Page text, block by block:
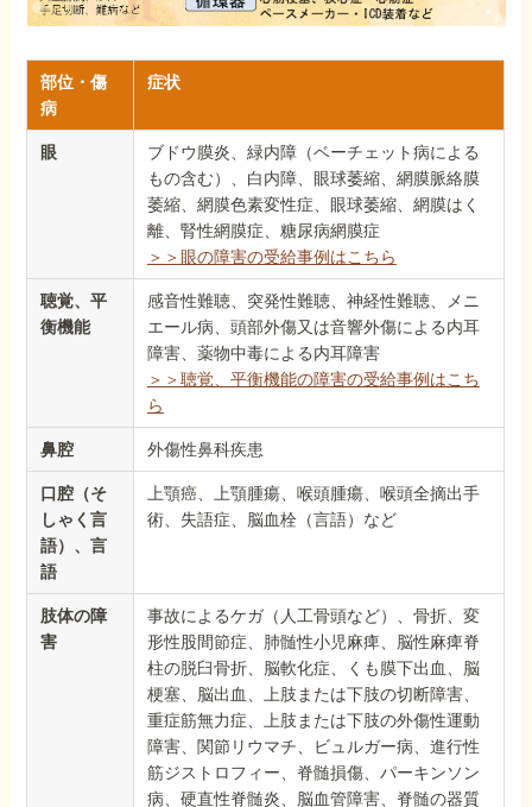
部位・傷
病
症状
眼
ブドウ膜炎、緑内障（ベーチェット病による
もの含む）、白内障、眼球萎縮、網膜脈絡膜
萎縮、網膜色素変性症、眼球萎縮、網膜はく
離、腎性網膜症、糖尿病網膜症
＞＞眼の障害の受給事例はこちら
聴覚、平
衡機能
感音性難聴、突発性難聴、神経性難聴、メニ
エール病、頭部外傷又は音響外傷による内耳
障害、薬物中毒による内耳障害
＞＞聴覚、平衡機能の障害の受給事例はこち
ら
鼻腔 外傷性鼻科疾患
口腔（そ
しゃく言
語）、言
語
上顎癌、上顎腫瘍、喉頭腫瘍、喉頭全摘出手
術、失語症、脳血栓（言語）など
肢体の障
害
事故によるケガ（人工骨頭など）、骨折、変
形性股間節症、肺髄性小児麻痺、脳性麻痺脊
柱の脱臼骨折、脳軟化症、くも膜下出血、脳
梗塞、脳出血、上肢または下肢の切断障害、
重症筋無力症、上肢または下肢の外傷性運動
障害、関節リウマチ、ビュルガー病、進行性
筋ジストロフィー、脊髄損傷、パーキンソン
病、硬直性脊髄炎、脳血管障害、脊髄の器質